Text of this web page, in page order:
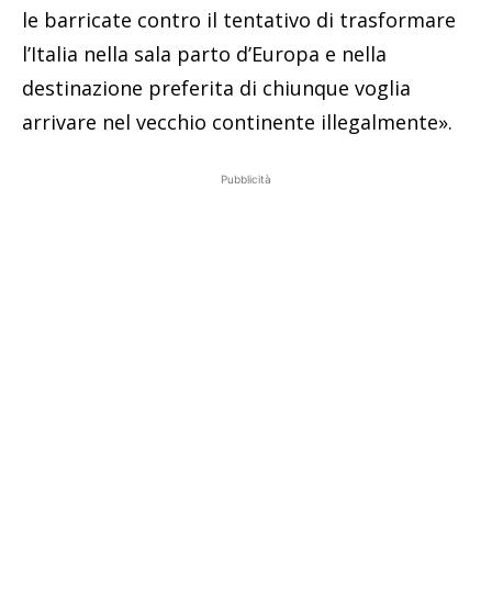
le barricate contro il tentativo di trasformare
l’Italia nella sala parto d’Europa e nella
destinazione preferita di chiunque voglia
arrivare nel vecchio continente illegalmente».
Pubblicità